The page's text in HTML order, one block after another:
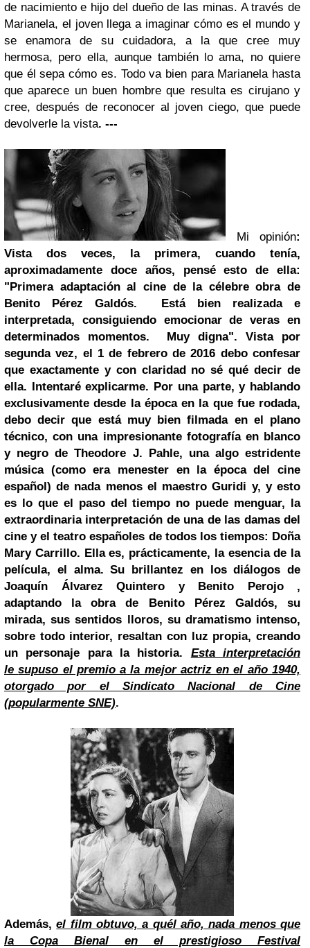
de nacimiento e hijo del dueño de las minas. A través de
Marianela, el joven llega a imaginar cómo es el mundo y
se enamora de su cuidadora, a la que cree muy
hermosa, pero ella, aunque también lo ama, no quiere
que él sepa cómo es. Todo va bien para Marianela hasta
que aparece un buen hombre que resulta es cirujano y
cree, después de reconocer al joven ciego, que puede
devolverle la vista. ---
Mi opinión:
Vista dos veces, la primera, cuando tenía,
aproximadamente doce años, pensé esto de ella:
"Primera adaptación al cine de la célebre obra de
Benito Pérez Galdós.
Está bien realizada e
interpretada, consiguiendo emocionar de veras en
determinados momentos.
Muy digna".
Vista por
segunda vez, el 1 de febrero de 2016 debo confesar
que exactamente y con claridad no sé qué decir de
ella. Intentaré explicarme. Por una parte, y hablando
exclusivamente desde la época en la que fue rodada,
debo decir que está muy bien filmada en el plano
técnico, con una impresionante fotografía en blanco
y negro deTheodore J. Pahle, una algo estridente
música (como era menester en la época del cine
español) de nada menos el maestroGuridi y, y esto
es lo que el paso del tiempo no puede menguar, la
extraordinaria interpretación de una de las damas del
cine y el teatro españoles de todos los tiempos: Doña
Mary Carrillo. Ella es, prácticamente, la esencia de la
película, el alma. Su brillantez en los diálogos de
Joaquín Álvarez Quintero y Benito Perojo,
adaptando la obra de Benito Pérez Galdós, su
mirada, sus sentidos lloros, su dramatismo intenso,
sobre todo interior, resaltan con luz propia, creando
un personaje para la historia. Esta interpretación
lesupuso el premio a la mejor actriz en el año 1940,
otorgado por el Sindicato Nacional de Cine
(popularmente SNE).
Además,el film obtuvo, a quél año, nada menos que
la Copa Bienal en el prestigioso Festival